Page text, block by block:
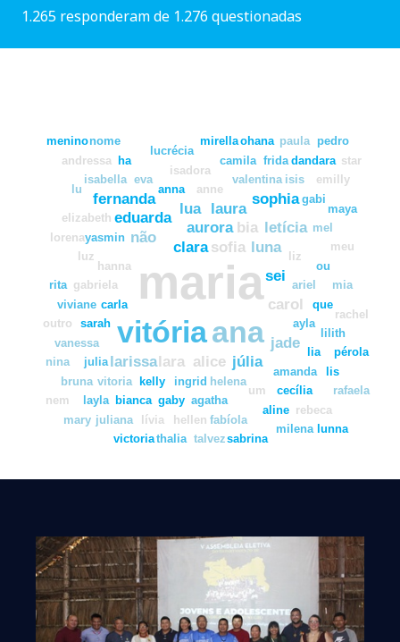
1.265 responderam de 1.276 questionadas
maria
ana
vitória
clarasofia
não
aurora
eduarda
bia
luna
júlia
sei
alice
larissa
laura
fernanda
lara
letícia
lua
sophia
carol
jade
amanda
carla
hanna
helena
ingrid
kelly
liz
vitoria
yasmin
anna anne
ariel
ayla
cecília
gabriela
isabella
julia
sarah
um
valentina
agatha
bianca
elizabeth
eva
gabi
gaby
isadora
isis
layla
lia
luz
mel
ou
que
rebeca
vanessa
viviane
aline
andressa
bruna
camila dandara
emilly
fabíola
frida
ha
hellen
juliana
lilith
lis
lorena
lu
lucrécia
lunna
lívia
mary
maya
menino
meu
mia
milena
mirella
nem
nina
nome ohana
outro
paula pedro
pérola
rachel
rafaela
rita
sabrina
star
talvez
thalia
victoria